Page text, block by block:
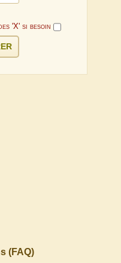
'X' si besoin
(FAQ)